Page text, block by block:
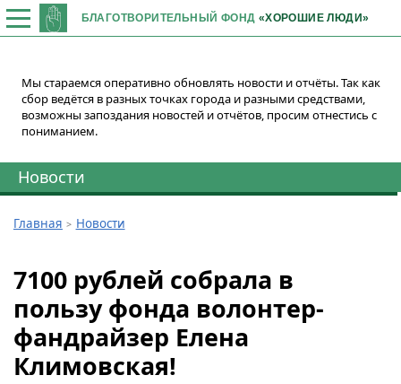
БЛАГОТВОРИТЕЛЬНЫЙ ФОНД «ХОРОШИЕ ЛЮДИ»
Мы стараемся оперативно обновлять новости и отчёты. Так как
сбор ведётся в разных точках города и разными средствами,
возможны запоздания новостей и отчётов, просим отнестись с
пониманием.
Новости
Главная Новости
7100 рублей собрала в
пользу фонда волонтер-
фандрайзер Елена
Климовская!